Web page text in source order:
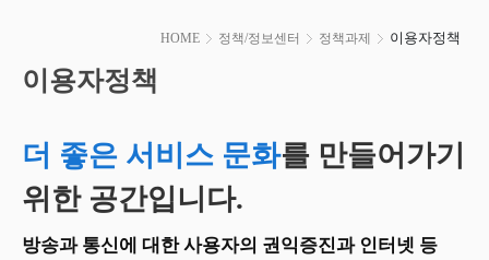
HOME 정책/정보센터 정책과제 이용자정책
시
이용자정책
더 좋은 서비스 문화를 만들어가기
위한 공간입니다.
방송과 통신에 대한 사용자의 권익증진과 인터넷 등